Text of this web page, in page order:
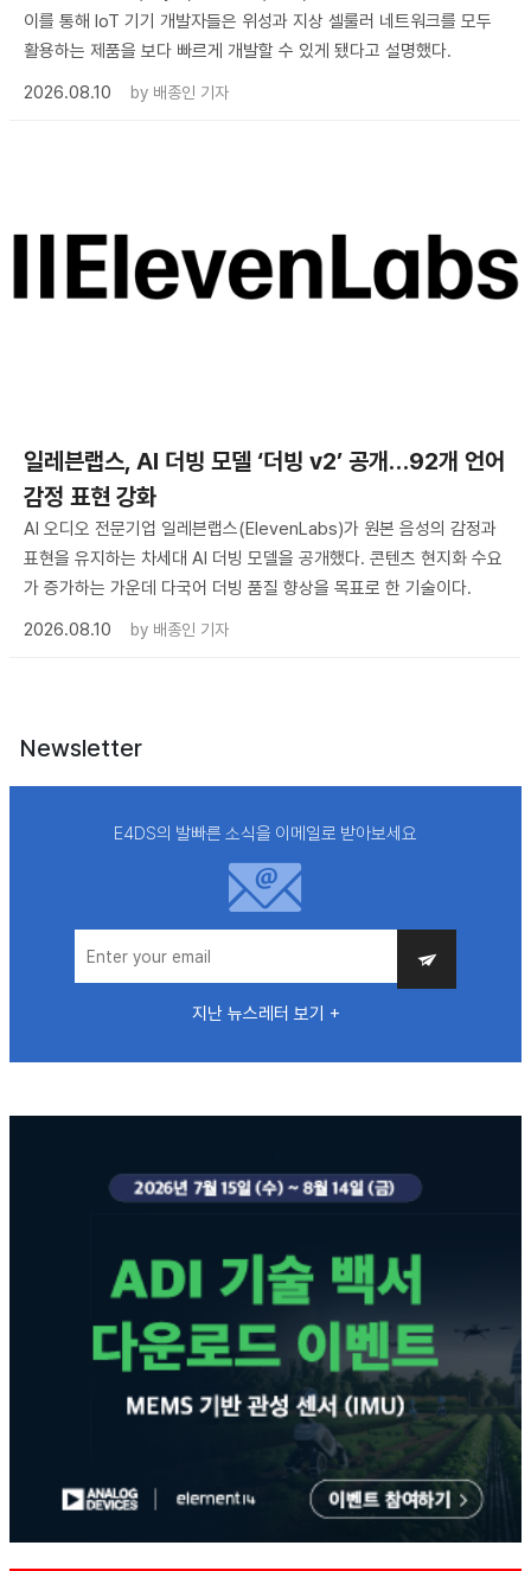
이를 통해 IoT 기기 개발자들은 위성과 지상 셀룰러 네트워크를 모두
활용하는 제품을 보다 빠르게 개발할 수 있게 됐다고 설명했다.
2026.08.10
by 배종인 기자
일레븐랩스, AI 더빙 모델 ‘더빙 v2’ 공개…92개 언어
감정 표현 강화
AI 오디오 전문기업 일레븐랩스(ElevenLabs)가 원본 음성의 감정과
표현을 유지하는 차세대 AI 더빙 모델을 공개했다. 콘텐츠 현지화 수요
가 증가하는 가운데 다국어 더빙 품질 향상을 목표로 한 기술이다.
2026.08.10
by 배종인 기자
Newsletter
E4DS의 발빠른 소식을 이메일로 받아보세요
지난 뉴스레터 보기 +